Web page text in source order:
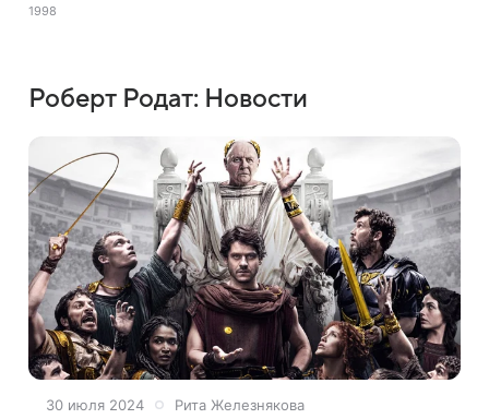
1998
Роберт Родат: Новости
30 июля 2024 Рита Железнякова